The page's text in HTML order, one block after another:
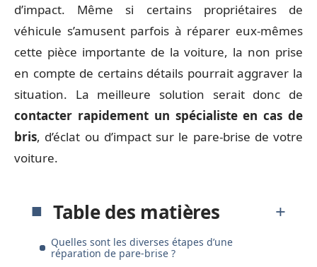
d’impact. Même si certains propriétaires de
véhicule s’amusent parfois à réparer eux-mêmes
cette pièce importante de la voiture, la non prise
en compte de certains détails pourrait aggraver la
situation. La meilleure solution serait donc de
contacter rapidement un spécialiste en cas de
bris, d’éclat ou d’impact sur le pare-brise de votre
voiture.
Table des matières
Quelles sont les diverses étapes d’une
réparation de pare-brise ?